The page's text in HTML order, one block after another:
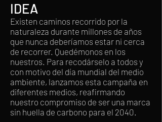
IDEA
Existen caminos recorrido por la
naturaleza durante millones de años
que nunca deberíamos estar ni cerca
de recorrer. Quedémonos en los
nuestros. Para recodárselo a todos y
con motivo del día mundial del medio
ambiente, lanzamos esta campaña en
diferentes medios, reafirmando
nuestro compromiso de ser una marca
sin huella de carbono para el 2040.